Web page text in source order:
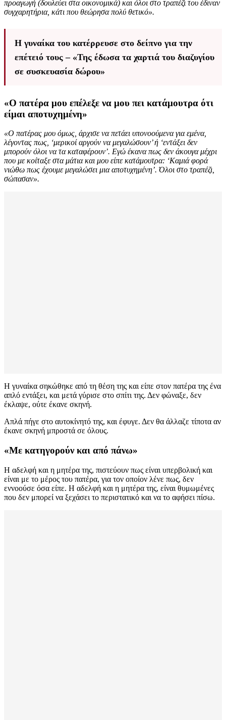
προαγωγή (δουλεύει στα οικονομικά) και όλοι στο τραπέζι του έδιναν
συγχαρητήρια, κάτι που θεώρησα πολύ θετικό».
Η γυναίκα του κατέρρευσε στο δείπνο για την
επέτειό τους – «Της έδωσα τα χαρτιά του διαζυγίου
σε συσκευασία δώρου»
«Ο πατέρα μου επέλεξε να μου πει κατάμουτρα ότι
είμαι αποτυχημένη»
«Ο πατέρας μου όμως, άρχισε να πετάει υπονοούμενα για εμένα,
λέγοντας πως, ‘μερικοί αργούν να μεγαλώσουν’ ή ‘εντάξει δεν
μπορούν όλοι να τα καταφέρουν’. Εγώ έκανα πως δεν άκουγα μέχρι
που με κοίταξε στα μάτια και μου είπε κατάμουτρα: ‘Καμιά φορά
νιώθω πως έχουμε μεγαλώσει μια αποτυχημένη’. Όλοι στο τραπέζι,
σώπασαν».
Η γυναίκα σηκώθηκε από τη θέση της και είπε στον πατέρα της ένα
απλό εντάξει, και μετά γύρισε στο σπίτι της. Δεν φώναξε, δεν
έκλαψε, ούτε έκανε σκηνή.
Απλά πήγε στο αυτοκίνητό της, και έφυγε. Δεν θα άλλαζε τίποτα αν
έκανε σκηνή μπροστά σε όλους.
«Με κατηγορούν και από πάνω»
H αδελφή και η μητέρα της, πιστεύουν πως είναι υπερβολική και
είναι με το μέρος του πατέρα, για τον οποίον λένε πως, δεν
εννοούσε όσα είπε. Η αδελφή και η μητέρα της, είναι θυμωμένες
που δεν μπορεί να ξεχάσει το περιστατικό και να το αφήσει πίσω.